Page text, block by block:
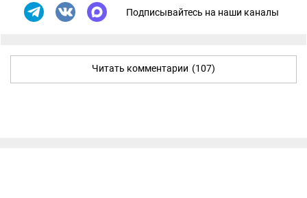
Подписывайтесь на наши каналы
Читать комментарии (107)